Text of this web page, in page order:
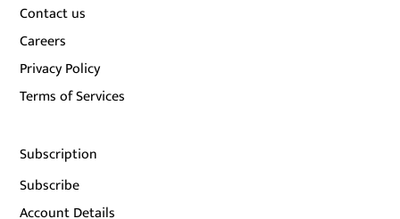
Contact us
Careers
Privacy Policy
Terms of Services
Subscription
Subscribe
Account Details